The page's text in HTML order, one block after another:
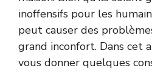
inoffensifs pour les
peut causer des
grand inconfort. Dans cet
vous donner quelques